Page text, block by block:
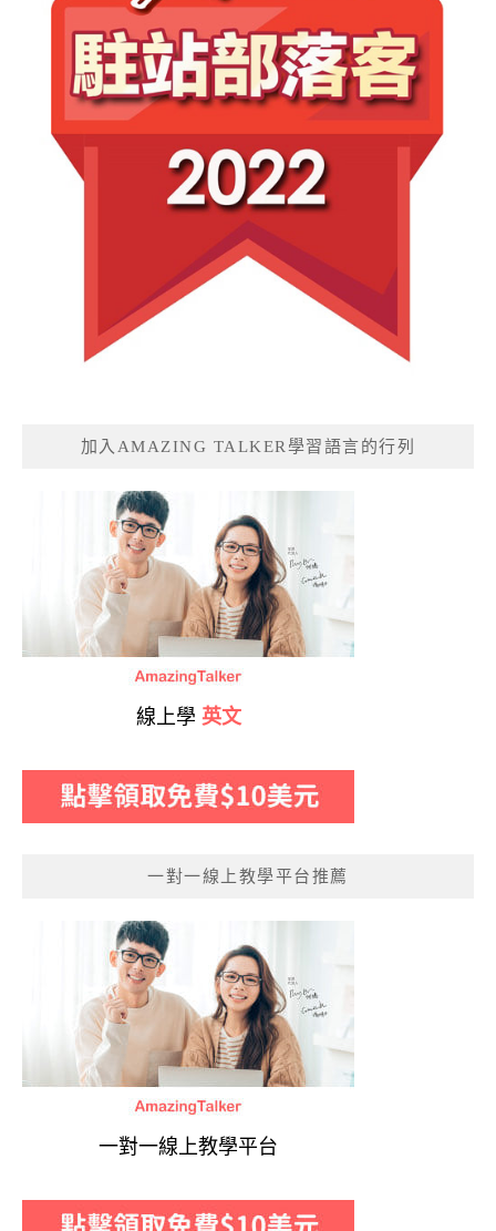
加入AMAZING TALKER學習語言的行列
線上學 英文
一對一線上教學平台推薦
一對一線上教學平台